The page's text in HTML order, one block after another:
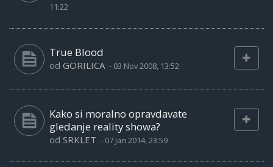
11:22
True Blood
od GORILICA - 03 Nov 2008, 13:52
Kako si moralno opravdavate
gledanje reality showa?
od SRKLET - 07 Jan 2014, 23:59